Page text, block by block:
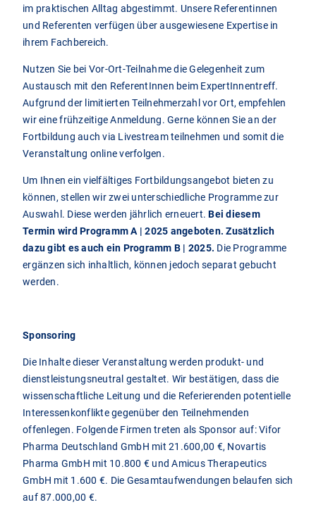
im praktischen Alltag abgestimmt. Unsere Referentinnen
und Referenten verfügen über ausgewiesene Expertise in
ihrem Fachbereich.
Nutzen Sie bei Vor-Ort-Teilnahme die Gelegenheit zum
Austausch mit den ReferentInnen beim ExpertInnentreff.
Aufgrund der limitierten Teilnehmerzahl vor Ort, empfehlen
wir eine frühzeitige Anmeldung. Gerne können Sie an der
Fortbildung auch via Livestream teilnehmen und somit die
Veranstaltung online verfolgen.
Um Ihnen ein vielfältiges Fortbildungsangebot bieten zu
können, stellen wir zwei unterschiedliche Programme zur
Auswahl. Diese werden jährlich erneuert.Bei diesem
Termin wird Programm A | 2025 angeboten. Zusätzlich
dazu gibt es auch ein Programm B | 2025. Die Programme
ergänzen sich inhaltlich, können jedoch separat gebucht
werden.
Sponsoring
Die Inhalte dieser Veranstaltung werden produkt- und
dienstleistungsneutral gestaltet. Wir bestätigen, dass die
wissenschaftliche Leitung und die Referierenden potentielle
Interessenkonflikte gegenüber den Teilnehmenden
offenlegen. Folgende Firmen treten als Sponsor auf: Vifor
Pharma Deutschland GmbH mit 21.600,00 €, Novartis
Pharma GmbH mit 10.800 € und Amicus Therapeutics
GmbH mit 1.600 €. Die Gesamtaufwendungen belaufen sich
auf 87.000,00 €.